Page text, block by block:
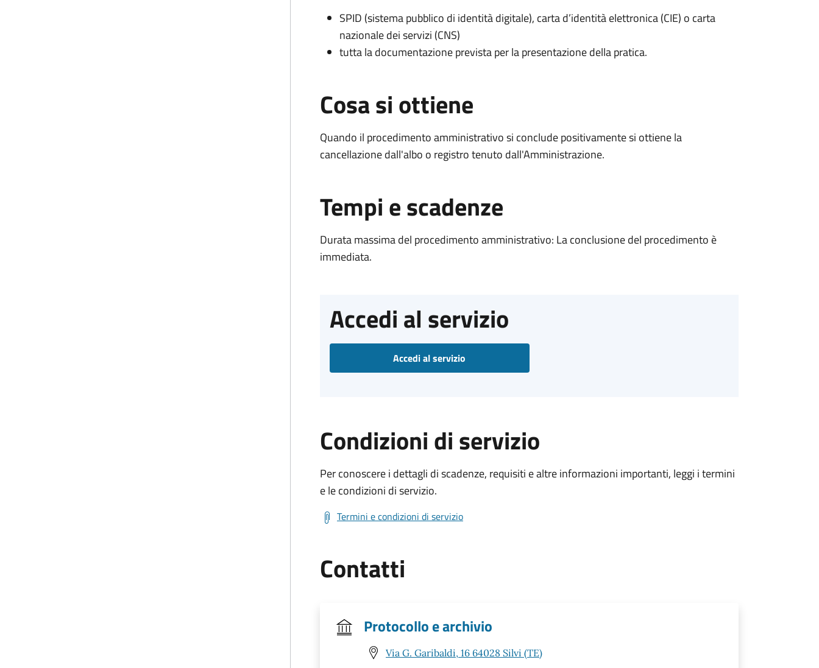
SPID (sistema pubblico di identità digitale), carta d’identità elettronica (CIE) o carta
nazionale dei servizi (CNS)
tutta la documentazione prevista per la presentazione della pratica.
Cosa si ottiene
Quando il procedimento amministrativo si conclude positivamente si ottiene la
cancellazione dall'albo o registro tenuto dall'Amministrazione.
Tempi e scadenze
Durata massima del procedimento amministrativo: La conclusione del procedimento è
immediata.
Accedi al servizio
Accedi al servizio
Condizioni di servizio
Per conoscere i dettagli di scadenze, requisiti e altre informazioni importanti, leggi i termini
e le condizioni di servizio.
Termini e condizioni di servizio
Contatti
Protocollo e archivio
Via G. Garibaldi, 16 64028 Silvi (TE)